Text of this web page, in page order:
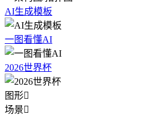
AI生成模板
一图看懂AI
2026世界杯
图形
场景